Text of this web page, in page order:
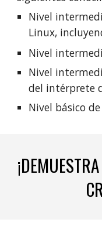
Nivel
Linux,
Nivel
Nivel
del intérprete
Nivel básico de